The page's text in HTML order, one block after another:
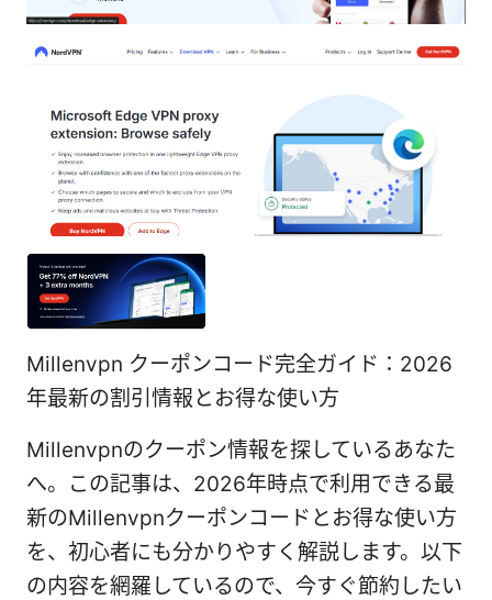
Millenvpn クーポンコード完全ガイド：2026
年最新の割引情報とお得な使い方
Millenvpnのクーポン情報を探しているあなた
へ。この記事は、2026年時点で利用できる最
新のMillenvpnクーポンコードとお得な使い方
を、初心者にも分かりやすく解説します。以下
の内容を網羅しているので、今すぐ節約したい